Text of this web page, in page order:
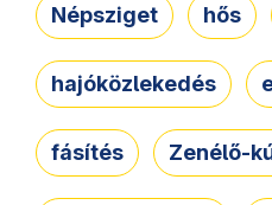
Népsziget hős
hajóközlekedés
fásítés Zenélő-